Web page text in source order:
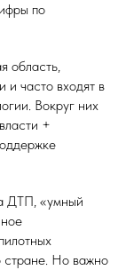
по
область,
и часто входят в
Вокруг них
+
ДТП, «умный
стране. Но важно